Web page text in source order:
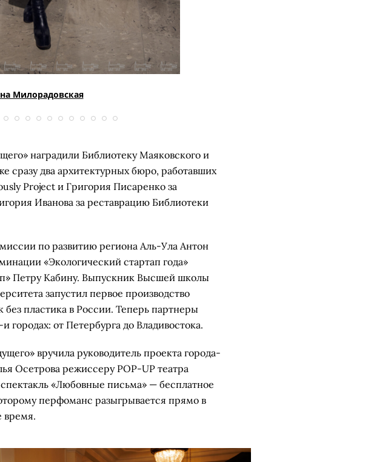
Милорадовская
наградили Библиотеку Маяковского и
сразу два архитектурных бюро, работавших
Project и Григория Писаренко за
Иванова за реставрацию Библиотеки
по развитию региона Аль-Ула Антон
«Экологический стартап года»
Петру Кабину. Выпускник Высшей школы
запустил первое производство
пластика в России. Теперь партнеры
городах: от Петербурга до Владивостока.
вручила руководитель проекта города-
Осетрова режиссеру POP-UP театра
«Любовные письма» — бесплатное
перфоманс разыгрывается прямо в
время.